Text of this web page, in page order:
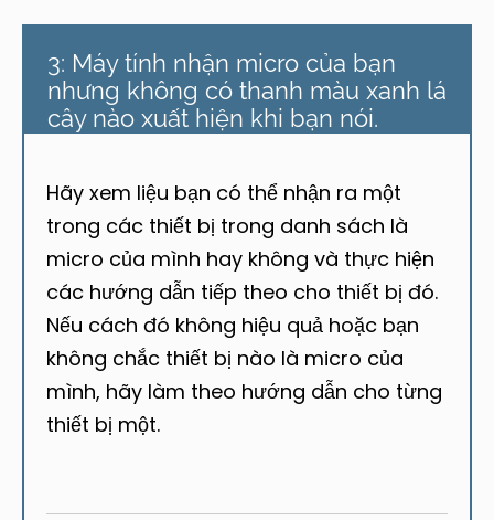
3: Máy tính nhận micro của bạn
nhưng không có thanh màu xanh lá
cây nào xuất hiện khi bạn nói.
Hãy xem liệu bạn có thể nhận ra một
trong các thiết bị trong danh sách là
micro của mình hay không và thực hiện
các hướng dẫn tiếp theo cho thiết bị đó.
Nếu cách đó không hiệu quả hoặc bạn
không chắc thiết bị nào là micro của
mình, hãy làm theo hướng dẫn cho từng
thiết bị một.